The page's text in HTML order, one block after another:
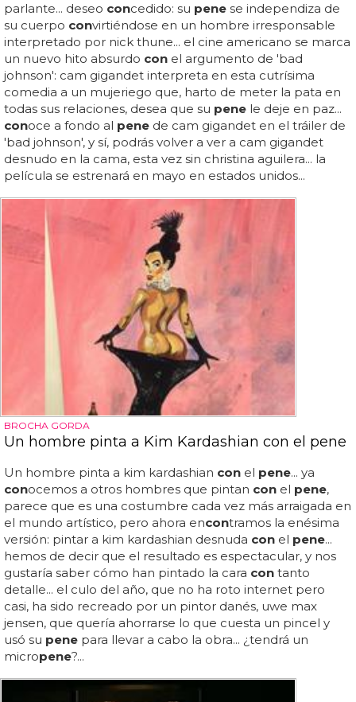
parlante... deseo concedido: su pene se independiza de
su cuerpo convirtiéndose en un hombre irresponsable
interpretado por nick thune... el cine americano se marca
un nuevo hito absurdo con el argumento de 'bad
johnson': cam gigandet interpreta en esta cutrísima
comedia a un mujeriego que, harto de meter la pata en
todas sus relaciones, desea que su pene le deje en paz...
conoce a fondo al pene de cam gigandet en el tráiler de
'bad johnson', y sí, podrás volver a ver a cam gigandet
desnudo en la cama, esta vez sin christina aguilera... la
película se estrenará en mayo en estados unidos...
BROCHA GORDA
Un hombre pinta a Kim Kardashian con el pene
Un hombre pinta a kim kardashian con el pene... ya
conocemos a otros hombres que pintan con el pene,
parece que es una costumbre cada vez más arraigada en
el mundo artístico, pero ahora encontramos la enésima
versión: pintar a kim kardashian desnuda con el pene...
hemos de decir que el resultado es espectacular, y nos
gustaría saber cómo han pintado la cara con tanto
detalle... el culo del año, que no ha roto internet pero
casi, ha sido recreado por un pintor danés, uwe max
jensen, que quería ahorrarse lo que cuesta un pincel y
usó su pene para llevar a cabo la obra... ¿tendrá un
micropene?...